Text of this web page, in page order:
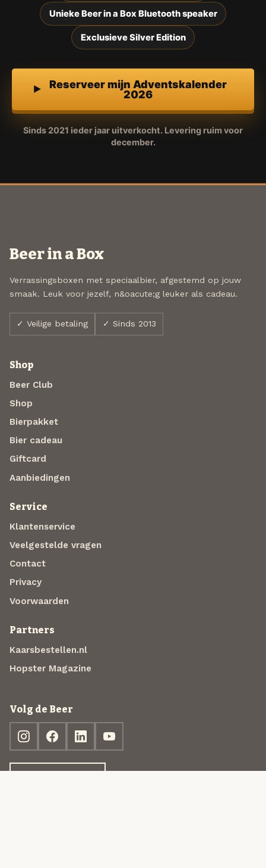
Unieke Beer in a Box Bluetooth speaker
Exclusieve Silver Edition
Reserveer mijn Adventskalender
2026
Sinds 2021 ieder jaar uitverkocht. Levering ruim voor
december.
Beer in a Box
Verrassingsboxen met speciaalbier, afgestemd op jouw
smaak. Leuk voor jezelf, n&oacute;g leuker als cadeau.
✓ Veilige betaling ✓ Sinds 2013
Shop
Beer Club
Shop
Bierpakket
Bier cadeau
Giftcard
Aanbiedingen
Service
Klantenservice
Veelgestelde vragen
Contact
Privacy
Voorwaarden
Partners
Kaarsbestellen.nl
Hopster Magazine
Volg de Beer